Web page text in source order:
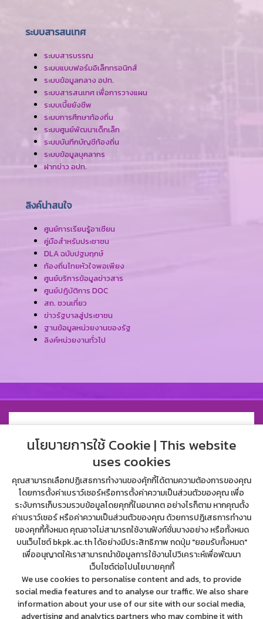
ระบบสารสนเทศ
ระบบสารบรรณ
ระบบแบบฟอร์มอิเล็กทรอนิกส์
ระบบข้อมูลกลาง อปท.
ระบบสารสนเทศ เพื่อการวางแผน
ระบบเบี้ยยังชีพ
ระบบการศึกษาท้องถิ่น
ระบบศูนย์พัฒนาเด็กเล็ก
ระบบบันทึกบัญชีท้องถิ่น
ระบบข้อมูลบุคลากร
ฝากข่าว อปท.
ลิงค์น่าสนใจ
ศูนย์การเรียนรู้อาเซียน
คู่มือสำหรับประชาชน
DLA ฉบับปฐมฤกษ์
ท้องถิ่นไทยหัวใจพอเพียง
ศูนย์บริการข้อมูลข่าวสาร
ศูนย์ปฎิบัติการ DOC
สถ. ชวนเที่ยว
ข่าวรัฐบาลสู่ประชาชน
ฐานข้อมูลหน่วยงานของรัฐ
ลิงค์หน่วยงานทั่วไป
34 บางคล้า-แปลงยาว ซอย บางคล้า-แปลงยาว ตำบล บางคล้า อำเภอ
บางคล้า ฉะเชิงเทรา 24120
038-451138, 098-2727834, 091-1094629
bangklapittayakom@bkpk.ac.th
สำนักงานเขตพื้นที่การศึกษามัธยมศึกษาฉะเชิงเทรา ตำบล บางคล้า อำเภอ
นโยบายการใช้ Cookie | This website
uses cookies
คุณสามารถเลือกปฏิเสธการทำงานของคุ้กกี้ได้ตามความต้องการของคุณ
โดยการตั้งค่าเบราว์เซอร์หรือการตั้งค่าความเป็นส่วนตัวของคุณ เพื่อ
ระงับการเก็บรวมรวบข้อมูลโดยคุกกี้ในอนาคต อย่างไรก็ตาม หากคุณตั้ง
ค่าเบราว์เซอร์ หรือค่าความเป็นส่วนตัวของคุณ ด้วยการปฎิเสธการทำงาน
ของคุกกี้ทั้งหมด คุณอาจไม่สามารถใช้งานฟังก์ชั่นบางอย่าง หรือทั้งหมด
บนเว็บไซต์ bkpk.ac.th ได้อย่างมีประสิทธิภาพ กดปุ่ม "ยอมรับทั้งหมด"
เพื่ออนุญาตให้เราสามารถนำข้อมูลการใช้งานไปวิเคราะห์เพื่อพัฒนา
เว็บไซต์ต่อไปนโยบายคุกกี้
We use cookies to personalise content and ads, to provide
social media features and to analyse our traffic. We also share
information about your use of our site with our social media,
advertising and analytics partners who may combine it with